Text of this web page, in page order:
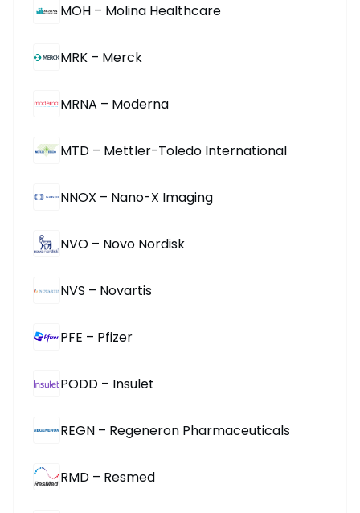
MOH – Molina Healthcare
MRK – Merck
MRNA – Moderna
MTD – Mettler-Toledo International
NNOX – Nano-X Imaging
NVO – Novo Nordisk
NVS – Novartis
PFE – Pfizer
PODD – Insulet
REGN – Regeneron Pharmaceuticals
RMD – Resmed